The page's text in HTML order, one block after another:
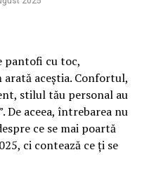
pantofi cu toc,
arată aceștia. Confortul,
stilul tău personal au
De aceea, întrebarea nu
ce se mai poartă
ci contează ce ți se